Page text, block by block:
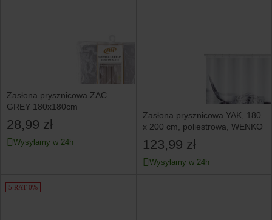
Zasłona prysznicowa ZAC
GREY 180x180cm
28,99 zł
Wysyłamy w 24h
Zasłona prysznicowa YAK, 180
x 200 cm, poliestrowa, WENKO
123,99 zł
Wysyłamy w 24h
5 RAT 0%